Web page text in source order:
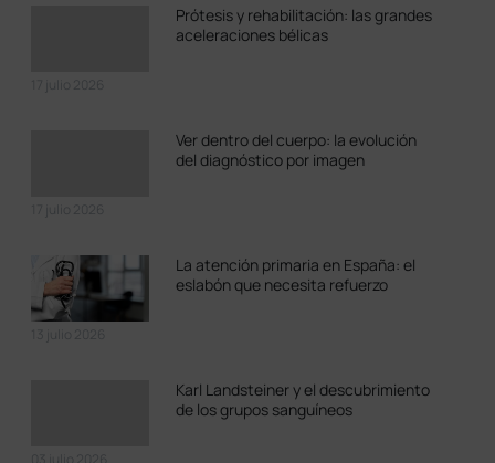
Prótesis y rehabilitación: las grandes
aceleraciones bélicas
Ver dentro del cuerpo: la evolución
del diagnóstico por imagen
La atención primaria en España: el
eslabón que necesita refuerzo
Karl Landsteiner y el descubrimiento
de los grupos sanguíneos